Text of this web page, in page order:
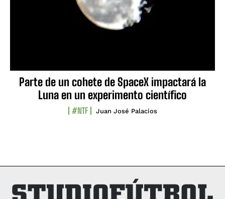
Parte de un cohete de SpaceX impactará la
Luna en un experimento científico
#NTF Juan José Palacios